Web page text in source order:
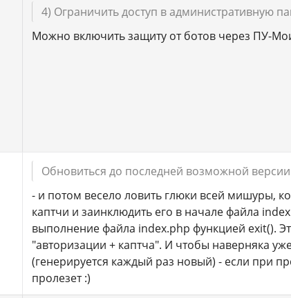
4) Ограничить доступ в административную
Можно включить защиту от ботов через ПУ-
Обновиться до последней возможной версии
- и потом весело ловить глюки всей мишуры,
каптчи и заинклюдить его в начале файла
выполнение файла index.php функцией exit().
"авторизации + каптча". И чтобы наверняка
(генерируется каждый раз новый) - если при
пролезет :)